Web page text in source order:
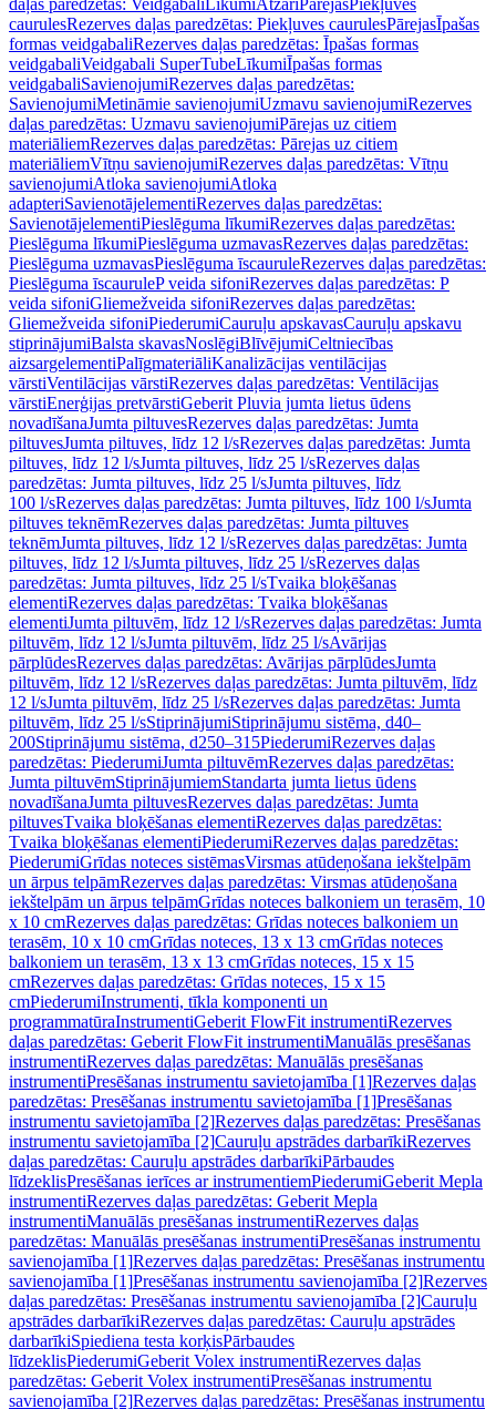
daļas paredzētas: Veidgabali LīkumiAtzari PārejasPiekļuves
caurulesRezerves daļas paredzētas: Piekļuves caurulesPārejasĪpašas
formas veidgabaliRezerves daļas paredzētas: Īpašas formas
veidgabaliVeidgabali SuperTubeLīkumiĪpašas formas
veidgabaliSavienojumiRezerves daļas paredzētas:
SavienojumiMetināmie savienojumiUzmavu savienojumiRezerves
daļas paredzētas: Uzmavu savienojumiPārejas uz citiem
materiāliemRezerves daļas paredzētas: Pārejas uz citiem
materiāliemVītņu savienojumiRezerves daļas paredzētas: Vītņu
savienojumiAtloka savienojumiAtloka
adapteriSavienotājelementiRezerves daļas paredzētas:
SavienotājelementiPieslēguma līkumiRezerves daļas paredzētas:
Pieslēguma līkumiPieslēguma uzmavasRezerves daļas paredzētas:
Pieslēguma uzmavasPieslēguma īscauruleRezerves daļas paredzētas:
Pieslēguma īscauruleP veida sifoniRezerves daļas paredzētas: P
veida sifoniGliemežveida sifoniRezerves daļas paredzētas:
Gliemežveida sifoniPiederumiCauruļu apskavasCauruļu apskavu
stiprinājumiBalsta skavasNoslēgiBlīvējumiCeltniecības
aizsargelementiPalīgmateriāliKanalizācijas ventilācijas
vārstiVentilācijas vārstiRezerves daļas paredzētas: Ventilācijas
vārstiEnerģijas pretvārstiGeberit Pluvia jumta lietus ūdens
novadīšanaJumta piltuvesRezerves daļas paredzētas: Jumta
piltuvesJumta piltuves, līdz 12 l/sRezerves daļas paredzētas: Jumta
piltuves, līdz 12 l/sJumta piltuves, līdz 25 l/sRezerves daļas
paredzētas: Jumta piltuves, līdz 25 l/sJumta piltuves, līdz
100 l/sRezerves daļas paredzētas: Jumta piltuves, līdz 100 l/sJumta
piltuves teknēmRezerves daļas paredzētas: Jumta piltuves
teknēmJumta piltuves, līdz 12 l/sRezerves daļas paredzētas: Jumta
piltuves, līdz 12 l/sJumta piltuves, līdz 25 l/sRezerves daļas
paredzētas: Jumta piltuves, līdz 25 l/sTvaika bloķēšanas
elementiRezerves daļas paredzētas: Tvaika bloķēšanas
elementiJumta piltuvēm, līdz 12 l/sRezerves daļas paredzētas: Jumta
piltuvēm, līdz 12 l/sJumta piltuvēm, līdz 25 l/sAvārijas
pārplūdesRezerves daļas paredzētas: Avārijas pārplūdesJumta
piltuvēm, līdz 12 l/sRezerves daļas paredzētas: Jumta piltuvēm, līdz
12 l/sJumta piltuvēm, līdz 25 l/sRezerves daļas paredzētas: Jumta
piltuvēm, līdz 25 l/sStiprinājumiStiprinājumu sistēma, d40–
200Stiprinājumu sistēma, d250–315PiederumiRezerves daļas
paredzētas: PiederumiJumta piltuvēmRezerves daļas paredzētas:
Jumta piltuvēmStiprinājumiemStandarta jumta lietus ūdens
novadīšanaJumta piltuvesRezerves daļas paredzētas: Jumta
piltuvesTvaika bloķēšanas elementiRezerves daļas paredzētas:
Tvaika bloķēšanas elementiPiederumiRezerves daļas paredzētas:
PiederumiGrīdas noteces sistēmasVirsmas atūdeņošana iekštelpām
un ārpus telpāmRezerves daļas paredzētas: Virsmas atūdeņošana
iekštelpām un ārpus telpāmGrīdas noteces balkoniem un terasēm, 10
x 10 cmRezerves daļas paredzētas: Grīdas noteces balkoniem un
terasēm, 10 x 10 cmGrīdas noteces, 13 x 13 cmGrīdas noteces
balkoniem un terasēm, 13 x 13 cmGrīdas noteces, 15 x 15
cmRezerves daļas paredzētas: Grīdas noteces, 15 x 15
cmPiederumiInstrumenti, tīkla komponenti un
programmatūraInstrumentiGeberit FlowFit instrumentiRezerves
daļas paredzētas: Geberit FlowFit instrumentiManuālās presēšanas
instrumentiRezerves daļas paredzētas: Manuālās presēšanas
instrumentiPresēšanas instrumentu savietojamība [1]Rezerves daļas
paredzētas: Presēšanas instrumentu savietojamība [1]Presēšanas
instrumentu savietojamība [2]Rezerves daļas paredzētas: Presēšanas
instrumentu savietojamība [2]Cauruļu apstrādes darbarīkiRezerves
daļas paredzētas: Cauruļu apstrādes darbarīkiPārbaudes
līdzeklisPresēšanas ierīces ar instrumentiemPiederumiGeberit Mepla
instrumentiRezerves daļas paredzētas: Geberit Mepla
instrumentiManuālās presēšanas instrumentiRezerves daļas
paredzētas: Manuālās presēšanas instrumentiPresēšanas instrumentu
savienojamība [1]Rezerves daļas paredzētas: Presēšanas instrumentu
savienojamība [1]Presēšanas instrumentu savienojamība [2]Rezerves
daļas paredzētas: Presēšanas instrumentu savienojamība [2]Cauruļu
apstrādes darbarīkiRezerves daļas paredzētas: Cauruļu apstrādes
darbarīkiSpiediena testa korķisPārbaudes
līdzeklisPiederumiGeberit Volex instrumentiRezerves daļas
paredzētas: Geberit Volex instrumentiPresēšanas instrumentu
savienojamība [2]Rezerves daļas paredzētas: Presēšanas instrumentu